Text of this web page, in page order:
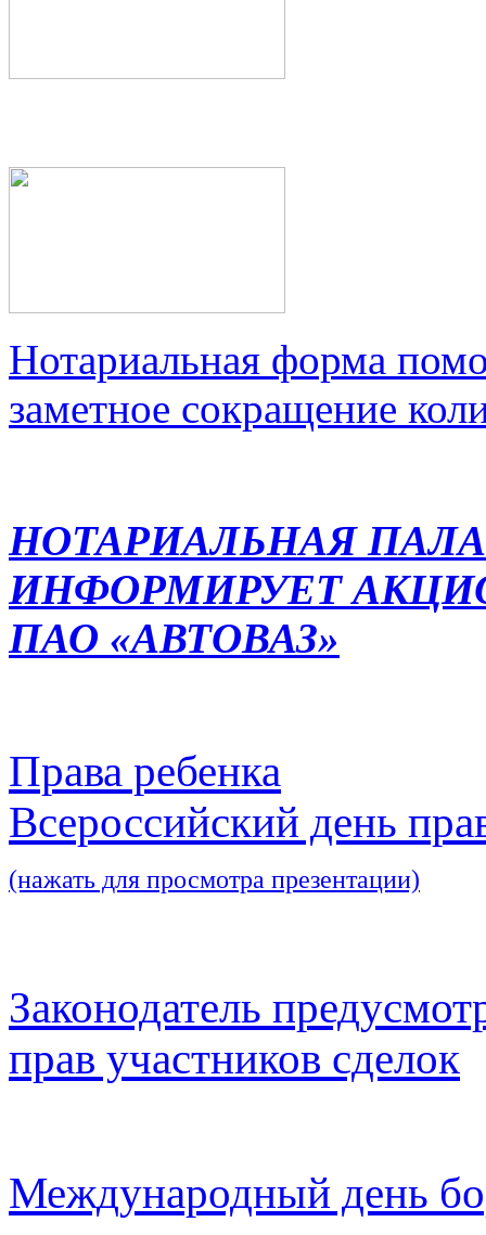
Нотариальная форма
заметное сокращение
НОТАРИАЛЬНАЯ
ИНФОРМИРУЕТ
ПАО «АВТОВАЗ»
Права ребенка
Всероссийский день
(нажать для просмотра презентации)
Законодатель
прав участников сделок
Международный день